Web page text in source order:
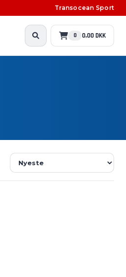
Transocean Sport
0 0,00 DKK